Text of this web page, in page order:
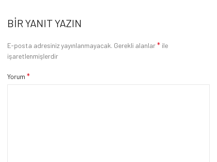
BIR YANIT YAZIN
E-posta adresiniz yayınlanmayacak. Gerekli alanlar* ile
işaretlenmişlerdir
Yorum *